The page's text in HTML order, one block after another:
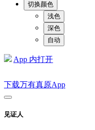
切换颜色
浅色
深色
自动
App 内打开
下载万有真原App
见证人